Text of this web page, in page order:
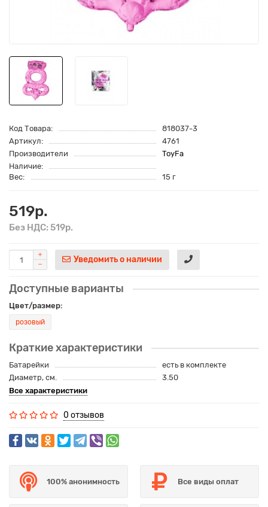
Код Товара:
818037-3
Артикул:
4761
Производители
ToyFa
Наличие:
Вес:
15 г
519р.
Без НДС: 519р.
Уведомить о наличии
Доступные варианты
Цвет/размер:
розовый
Краткие характеристики
Батарейки
есть в комплекте
Диаметр, см.
3.50
Все характеристики
0 отзывов
100% анонимность Все виды оплат